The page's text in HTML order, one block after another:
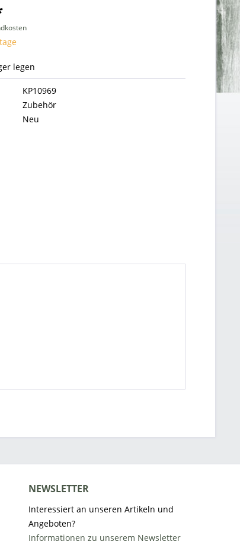
legen
KP10969
Zubehör
Neu
NEWSLETTER
Interessiert an unseren Artikeln und
Angeboten?
Informationen zu unserem Newsletter